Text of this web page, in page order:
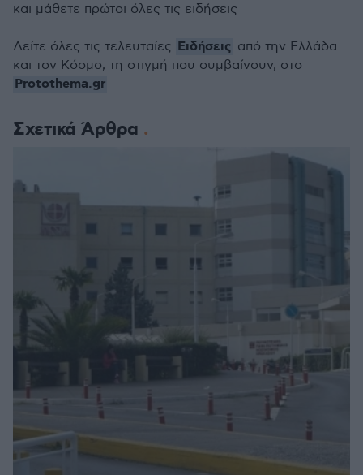
Σχετικά Άρθρα
και μάθετε πρώτοι όλες τις ειδήσεις
Δείτε όλες τις τελευταίες Ειδήσεις από την Ελλάδα
και τον Κόσμο, τη στιγμή που συμβαίνουν, στο
Protothema.gr